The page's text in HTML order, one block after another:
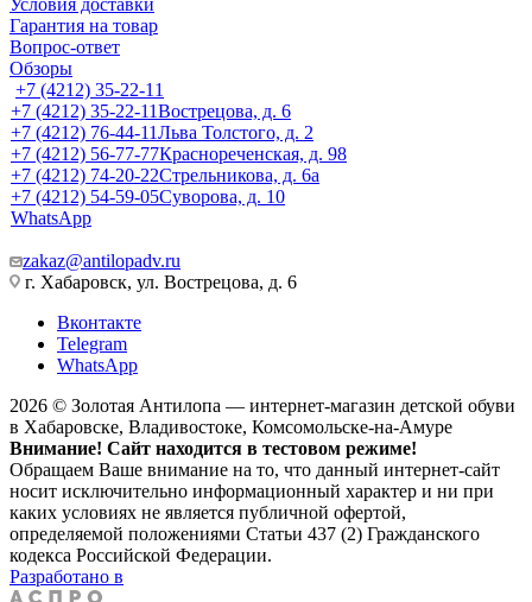
Гарантия на товар
Вопрос-ответ
Обзоры
+7 (4212) 35-22-11
+7 (4212) 35-22-11Вострецова, д. 6
+7 (4212) 76-44-11Льва Толстого, д. 2
+7 (4212) 56-77-77Краснореченская, д. 98
+7 (4212) 74-20-22Стрельникова, д. 6а
+7 (4212) 54-59-05Суворова, д. 10
WhatsApp
zakaz@antilopadv.ru
г. Хабаровск, ул. Вострецова, д. 6
Вконтакте
Telegram
WhatsApp
2026 © Золотая Антилопа — интернет-магазин детской обуви
в Хабаровске, Владивостоке, Комсомольске-на-Амуре
Внимание! Сайт находится в тестовом режиме!
Обращаем Ваше внимание на то, что данный интернет-сайт
носит исключительно информационный характер и ни при
каких условиях не является публичной офертой,
определяемой положениями Статьи 437 (2) Гражданского
кодекса Российской Федерации.
Разработано в